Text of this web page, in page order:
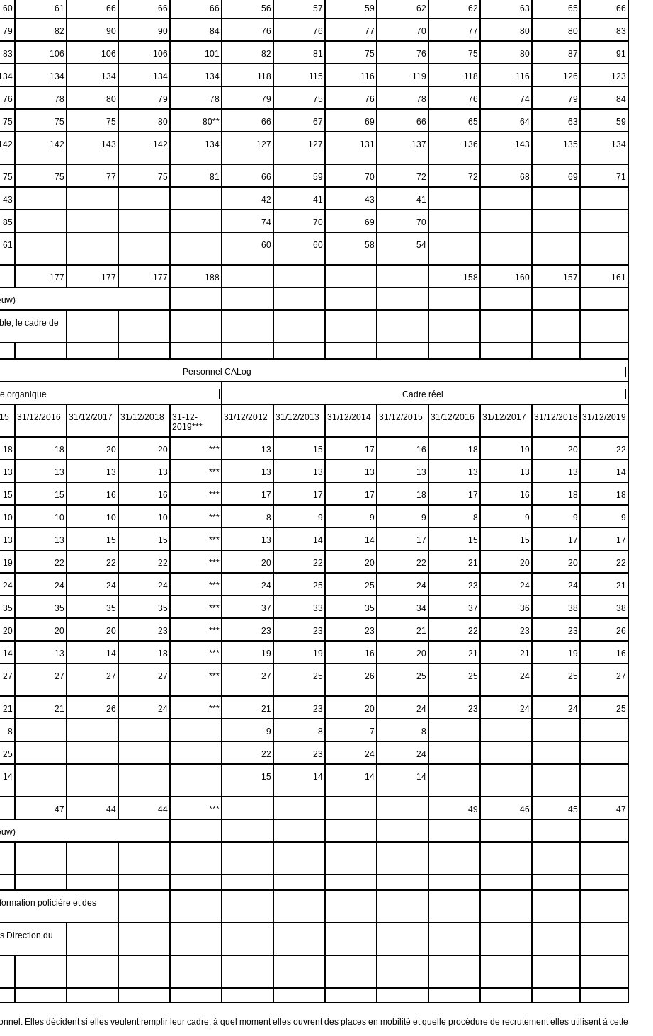
60 61 66 66 66 56 57 59 62 62 63 65 66
79 82 90 90 84 76 76 77 70 77 80 80 83
83 106 106 106 101 82 81 75 76 75 80 87 91
134 134 134 134 118 115 116 119 118 116 126 123
76 78 80 79 78 79 75 76 78 76 74 79 84
75 75 75 80 80** 66 67 69 66 65 64 63 59
142 143 142 134 127 127 131 137 136 143 135 134
75 75 77 75 81 66 59 70 72 72 68 69 71
43 42 41 43 41
85 74 70 69 70
61 60 60 58 54
177 177 177 188 158 160 157 161
le cadre de
Personnel CALog
organique Cadre réel
31/12/2016 31/12/2017 31/12/2018
31-12-
2019***
31/12/2012 31/12/2013 31/12/2014 31/12/2015 31/12/2016 31/12/2017 31/12/2018 31/12/2019
18 18 20 20 *** 13 15 17 16 18 19 20 22
13 13 13 13 *** 13 13 13 13 13 13 13 14
15 15 16 16 *** 17 17 17 18 17 16 18 18
10 10 10 10 *** 8 9 9 9 8 9 9 9
13 13 15 15 *** 13 14 14 17 15 15 17 17
19 22 22 22 *** 20 22 20 22 21 20 20 22
24 24 24 24 *** 24 25 25 24 23 24 24 21
35 35 35 35 *** 37 33 35 34 37 36 38 38
20 20 20 23 *** 23 23 23 21 22 23 23 26
14 13 14 18 *** 19 19 16 20 21 21 19 16
27 27 27 27 *** 27 25 26 25 25 24 25 27
21 21 26 24 *** 21 23 20 24 23 24 24 25
8 9 8 7 8
25 22 23 24 24
14 15 14 14 14
47 44 44 *** 49 46 45 47
policière et des
Direction du
Elles décident si elles veulent remplir leur cadre, à quel moment elles ouvrent des places en mobilité et quelle procédure de recrutement elles utilisent à cette